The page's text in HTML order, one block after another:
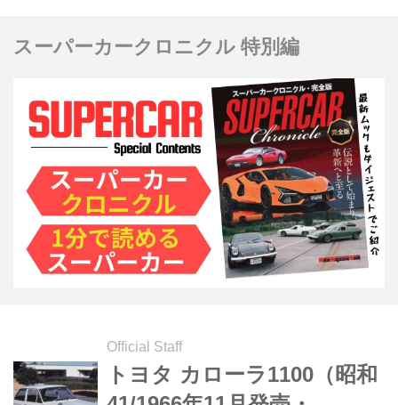
スーパーカークロニクル 特別編
Official Staff
トヨタ カローラ1100（昭和